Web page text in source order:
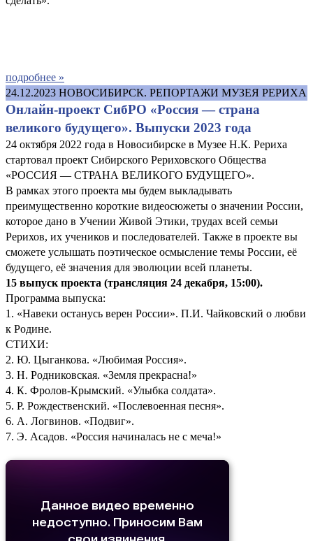
подробнее »
24.12.2023 НОВОСИБИРСК. РЕПОРТАЖИ МУЗЕЯ РЕРИХА
Онлайн-проект СибРО «Россия — страна
великого будущего». Выпуски 2023 года
24 октября 2022 года в Новосибирске в Музее Н.К. Рериха
стартовал проект Сибирского Рериховского Общества
«РОССИЯ — СТРАНА ВЕЛИКОГО БУДУЩЕГО».
В рамках этого проекта мы будем выкладывать
преимущественно короткие видеосюжеты о значении России,
которое дано в Учении Живой Этики, трудах всей семьи
Рерихов, их учеников и последователей. Также в проекте вы
сможете услышать поэтическое осмысление темы России, её
будущего, её значения для эволюции всей планеты.
15 выпуск проекта (трансляция 24 декабря, 15:00).
Программа выпуска:
1. «Навеки останусь верен России». П.И. Чайковский о любви
к Родине.
СТИХИ:
2. Ю. Цыганкова. «Любимая Россия».
3. Н. Родниковская. «Земля прекрасна!»
4. К. Фролов-Крымский. «Улыбка солдата».
5. Р. Рождественский. «Послевоенная песня».
6. А. Логвинов. «Подвиг».
7. Э. Асадов. «Россия начиналась не с меча!»